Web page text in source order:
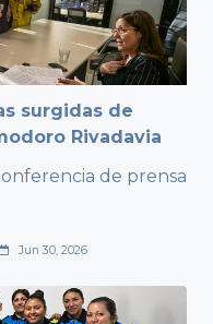
surgidas de
Rivadavia
de prensa
Jun 30, 2026